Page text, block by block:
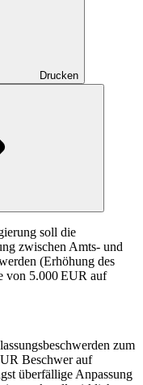
Drucken
soll die
zwischen Amts- und
(Erhöhung des
von 5.000 EUR auf
zum
Beschwer auf
überfällige Anpassung